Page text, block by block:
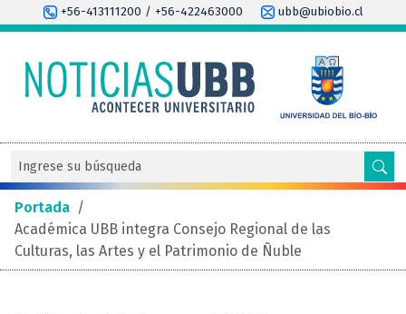
+56-413111200 / +56-422463000 ubb@ubiobio.cl
Portada /
Académica UBB integra Consejo Regional de las
Culturas, las Artes y el Patrimonio de Ñuble